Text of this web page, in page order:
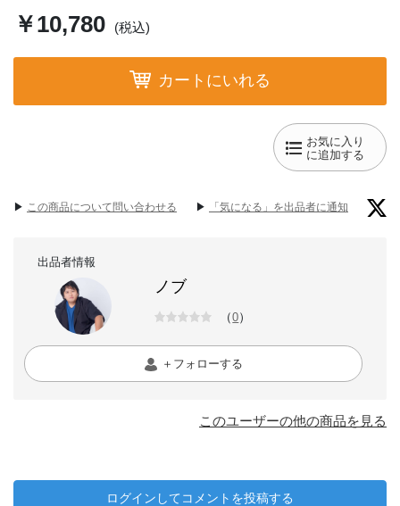
￥10,780 (税込)
カートにいれる
お気に入り
に追加する
▶︎ この商品について問い合わせる ▶︎ 「気になる」を出品者に通知
出品者情報
ノブ
（0）
＋フォローする
このユーザーの他の商品を見る
ログインしてコメントを投稿する